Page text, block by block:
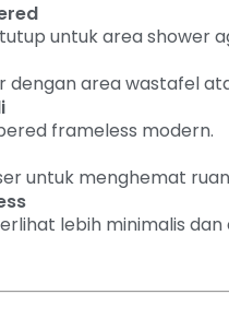
untuk area shower
dengan area wastafel
frameless modern.
untuk menghemat
lebih minimalis dan